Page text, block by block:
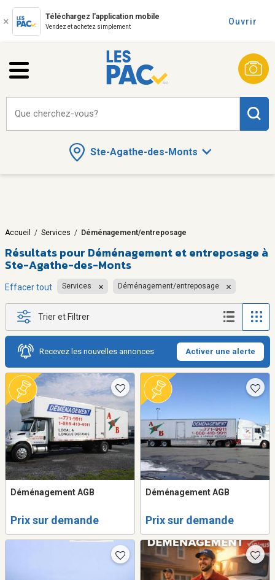
Téléchargez l'application mobile
Vendez et achetez simplement
Ouvrir
Ste-Agathe-des-Monts
Que cherchez-vous?
Accueil / Services / Déménagement/entreposage
Résultats pour Déménagement et entreposage à
Ste-Agathe-des-Monts
Effacer tout Services Déménagement/entreposage
Trier et Filtrer
Recevez les nouvelles annonces Activer une alerte
Déménagement AGB
Prix sur demande
Déménagement AGB
Prix sur demande